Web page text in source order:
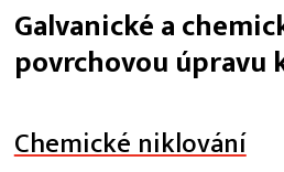
Galvanické a
povrchovou úpravu
Chemické niklování